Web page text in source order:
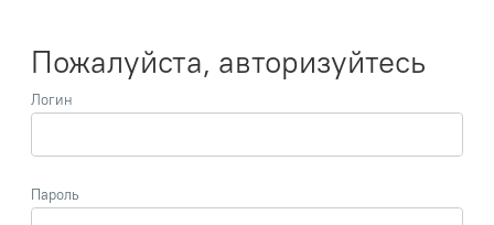
Пожалуйста, авторизуйтесь
Логин
Пароль